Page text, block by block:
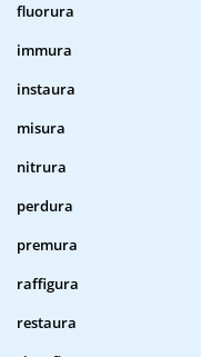
fluorura
immura
instaura
misura
nitrura
perdura
premura
raffigura
restaura